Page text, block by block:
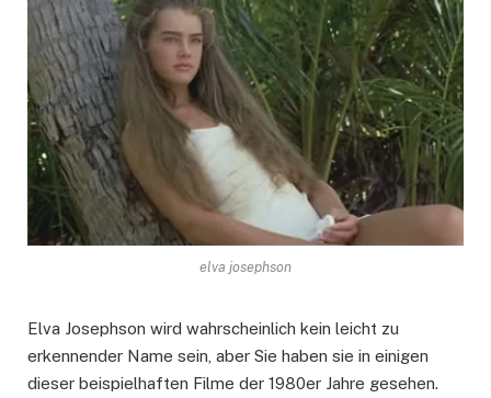
elva josephson
Elva Josephson wird wahrscheinlich kein leicht zu
erkennender Name sein, aber Sie haben sie in einigen
dieser beispielhaften Filme der 1980er Jahre gesehen.